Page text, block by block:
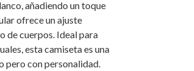
añadiendo un toque
ofrece un ajuste
de cuerpos. Ideal para
esta camiseta es una
pero con personalidad.